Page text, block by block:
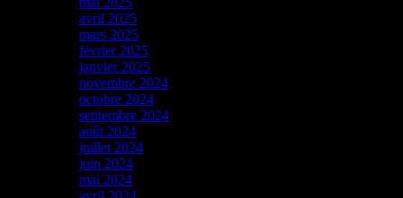
avril 2025
mars 2025
février 2025
janvier 2025
novembre 2024
octobre 2024
septembre 2024
août 2024
juillet 2024
juin 2024
mai 2024